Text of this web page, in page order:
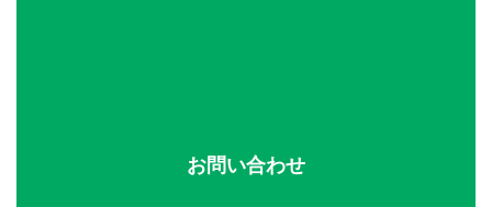
お問い合わせ